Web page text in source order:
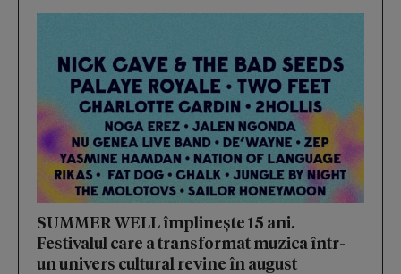
SUMMER WELL împlinește 15 ani.
Festivalul care a transformat muzica într-
un univers cultural revine în august